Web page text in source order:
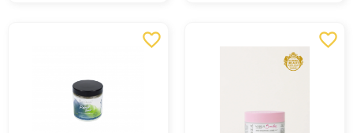
favorite_border favorite_border